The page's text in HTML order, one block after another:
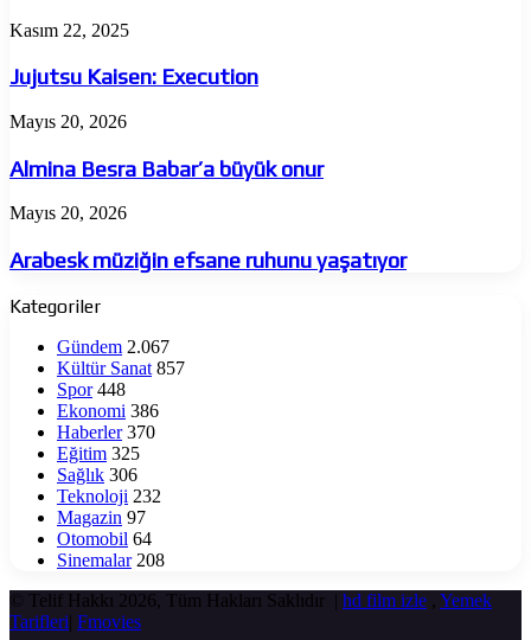
Jujutsu
Execution
Kasım 22, 2025
Jujutsu Kaisen: Execution
Almina
Babar’a
büyük
onur
Mayıs 20, 2026
Almina Besra Babar’a büyük onur
Arabesk
efsane
ruhunu
yaşatıyor
Mayıs 20, 2026
Arabesk müziğin efsane ruhunu yaşatıyor
Kategoriler
Gündem 2.067
Kültür Sanat 857
Spor 448
Ekonomi 386
Haberler 370
Eğitim 325
Sağlık 306
Teknoloji 232
Magazin 97
Otomobil 64
Sinemalar 208
© Telif Hakkı 2026, Tüm Hakları Saklıdır | hd film izle , Yemek
Tarifleri| Fmovies